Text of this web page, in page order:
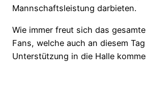
Mannschaftsleistung darbieten.
Wie immer freut sich das
Fans, welche auch an diesem
Unterstützung in die Halle